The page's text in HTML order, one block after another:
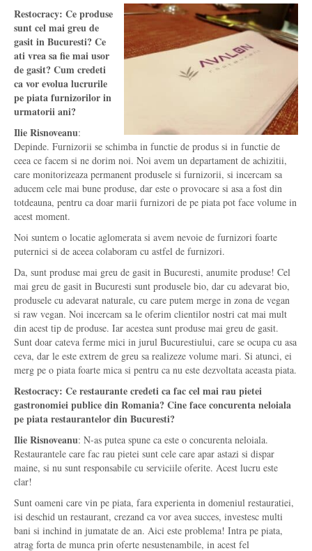
Restocracy: Ce produse
sunt cel mai greu de
gasit in Bucuresti? Ce
ati vrea sa fie mai usor
de gasit? Cum credeti
ca vor evolua lucrurile
pe piata furnizorilor in
urmatorii ani?
Ilie Risnoveanu:
Depinde. Furnizorii se schimba in functie de produs si in functie de
ceea ce facem si ne dorim noi. Noi avem un departament de achizitii,
care monitorizeaza permanent produsele si furnizorii, si incercam sa
aducem cele mai bune produse, dar este o provocare si asa a fost din
totdeauna, pentru ca doar marii furnizori de pe piata pot face volume in
acest moment.
Noi suntem o locatie aglomerata si avem nevoie de furnizori foarte
puternici si de aceea colaboram cu astfel de furnizori.
Da, sunt produse mai greu de gasit in Bucuresti, anumite produse! Cel
mai greu de gasit in Bucuresti sunt produsele bio, dar cu adevarat bio,
produsele cu adevarat naturale, cu care putem merge in zona de vegan
si raw vegan. Noi incercam sa le oferim clientilor nostri cat mai mult
din acest tip de produse. Iar acestea sunt produse mai greu de gasit.
Sunt doar cateva ferme mici in jurul Bucurestiului, care se ocupa cu asa
ceva, dar le este extrem de greu sa realizeze volume mari. Si atunci, ei
merg pe o piata foarte mica si pentru ca nu este dezvoltata aceasta piata.
Restocracy: Ce restaurante credeti ca fac cel mai rau pietei
gastronomiei publice din Romania? Cine face concurenta neloiala
pe piata restaurantelor din Bucuresti?
Ilie Risnoveanu: N-as putea spune ca este o concurenta neloiala.
Restaurantele care fac rau pietei sunt cele care apar astazi si dispar
maine, si nu sunt responsabile cu serviciile oferite. Acest lucru este
clar!
Sunt oameni care vin pe piata, fara experienta in domeniul restauratiei,
isi deschid un restaurant, crezand ca vor avea succes, investesc multi
bani si inchind in jumatate de an. Aici este problema! Intra pe piata,
atrag forta de munca prin oferte nesustenambile, in acest fel